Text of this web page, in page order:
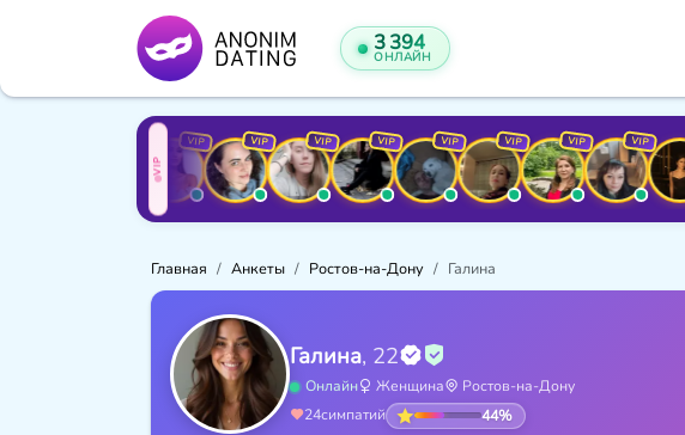
3 394
ОНЛАЙН
VIP
VIP VIP VIP VIP VIP VIP VIP VIP VIP
Главная Анкеты Ростов-на-Дону Галина
Галина, 22
Онлайн Женщина
Ростов-на-Дону
24симпатий 44%